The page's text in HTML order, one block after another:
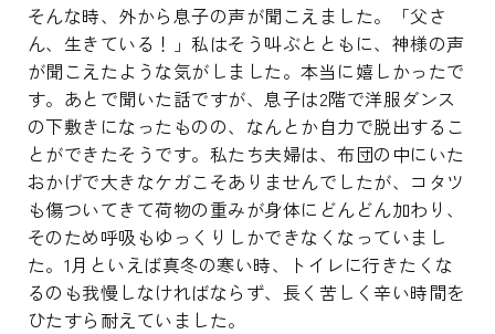
そんな時、外から息子の声が聞こえました。「父さ
ん、生きている！」私はそう叫ぶとともに、神様の声
が聞こえたような気がしました。本当に嬉しかったで
す。あとで聞いた話ですが、息子は2階で洋服ダンス
の下敷きになったものの、なんとか自力で脱出するこ
とができたそうです。私たち夫婦は、布団の中にいた
おかげで大きなケガこそありませんでしたが、コタツ
も傷ついてきて荷物の重みが身体にどんどん加わり、
そのため呼吸もゆっくりしかできなくなっていまし
た。1月といえば真冬の寒い時、トイレに行きたくな
るのも我慢しなければならず、長く苦しく辛い時間を
ひたすら耐えていました。